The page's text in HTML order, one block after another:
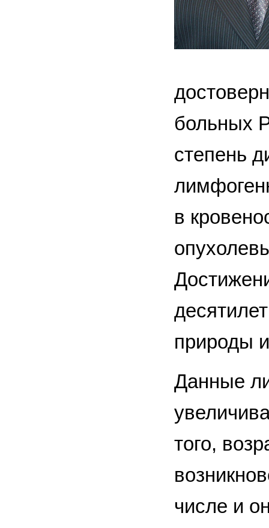
больных
степень
в
природы
Данные
того,
числе и